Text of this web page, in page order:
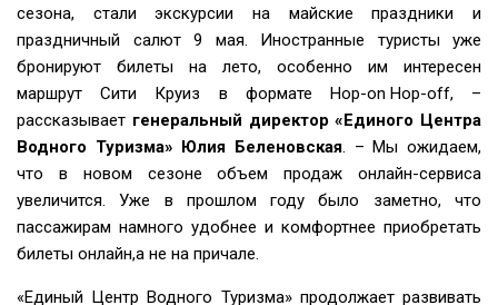
сезона, стали экскурсии на майские праздники и
праздничный салют 9 мая. Иностранные туристы уже
бронируют билеты на лето, особенно им интересен
маршрут Сити Круиз в формате
Hop-on Hop-off, –
рассказывает генеральный директор «Единого Центра
Водного Туризма» Юлия Беленовская. – Мы ожидаем,
что в новом сезоне объем продаж онлайн-сервиса
увеличится. Уже в прошлом году было заметно, что
пассажирам намного удобнее и комфортнее приобретать
билеты онлайн,а не на причале.
«Единый Центр Водного Туризма» продолжает развивать